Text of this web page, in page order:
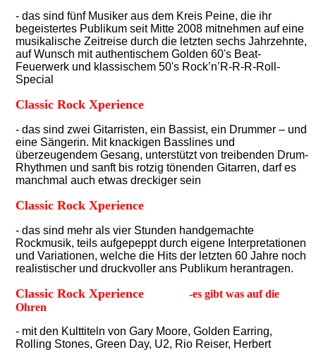
- das sind fünf Musiker aus dem Kreis Peine, die ihr
begeistertes Publikum seit Mitte 2008 mitnehmen auf eine
musikalische Zeitreise durch die letzten sechs Jahrzehnte,
auf Wunsch mit authentischem Golden 60's Beat-
Feuerwerk und klassischem 50's Rock’n’R-R-R-Roll-
Special
Classic Rock Xperience
- das sind zwei Gitarristen, ein Bassist, ein Drummer – und
eine Sängerin. Mit knackigen Basslines und
überzeugendem Gesang, unterstützt von treibenden Drum-
Rhythmen und sanft bis rotzig tönenden Gitarren, darf es
manchmal auch etwas dreckiger sein
Classic Rock Xperience
- das sind mehr als vier Stunden handgemachte
Rockmusik, teils aufgepeppt durch eigene Interpretationen
und Variationen, welche die Hits der letzten 60 Jahre noch
realistischer und druckvoller ans Publikum herantragen.
Classic Rock Xperience -es gibt was auf die
Ohren
- mit den Kulttiteln von Gary Moore, Golden Earring,
Rolling Stones, Green Day, U2, Rio Reiser, Herbert